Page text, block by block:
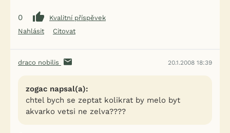
0
Kvalitní příspěvek
Nahlásit
Citovat
draco nobilis 20.1.2008 18:39
zogac napsal(a):
chtel bych se zeptat kolikrat by melo byt
akvarko vetsi ne zelva????